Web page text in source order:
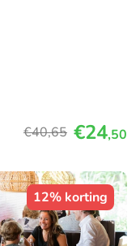
€40,65 €24,50
12% korting